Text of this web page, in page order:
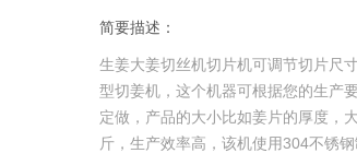
简要描述：
生姜大姜切丝机切片机可调节切片尺
型切姜机，这个机器可根据您的生产
定做，产品的大小比如姜片的厚度，
斤，生产效率高，该机使用304不锈